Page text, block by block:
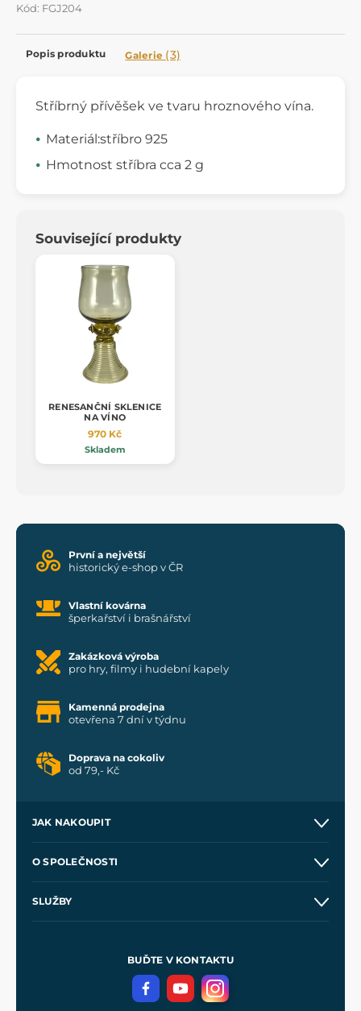
Kód: FGJ204
Popis produktu Galerie (3)
Stříbrný přívěšek ve tvaru hroznového vína.
Materiál:stříbro 925
Hmotnost stříbra cca 2 g
Související produkty
RENESANČNÍ SKLENICE
NA VÍNO
970 Kč
Skladem
První a největší
historický e-shop v ČR
Vlastní kovárna
šperkařství i brašnářství
Zakázková výroba
pro hry, filmy i hudební kapely
Kamenná prodejna
otevřena 7 dní v týdnu
Doprava na cokoliv
od 79,- Kč
JAK NAKOUPIT
Velkoobchod
O SPOLEČNOSTI
SLUŽBY
Meče pro Kingdom Come
BUĎTE V KONTAKTU